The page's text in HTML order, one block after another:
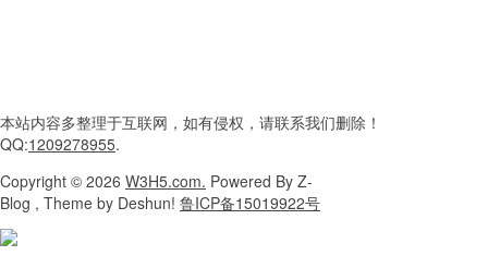
本站内容多整理于互联网， 如有侵权，请联系我们删除！
QQ:1209278955.
Copyright © 2026 W3H5.com. Powered By Z-
Blog , Theme by Deshun! 鲁ICP备15019922号